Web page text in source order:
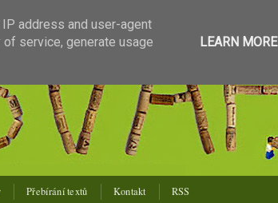
Přebírání textů Kontakt RSS
address and user-agent
service, generate usage
LEARN MORE